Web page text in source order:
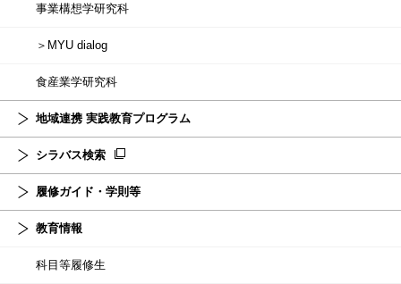
事業構想学研究科
＞MYU dialog
食産業学研究科
地域連携 実践教育プログラム
シラバス検索
履修ガイド・学則等
教育情報
科目等履修生